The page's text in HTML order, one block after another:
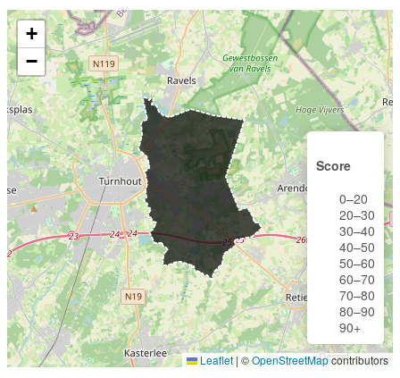
+
−
Score
0–20
20–30
30–40
40–50
50–60
60–70
70–80
80–90
90+
Leaflet | ©OpenStreetMapcontributors